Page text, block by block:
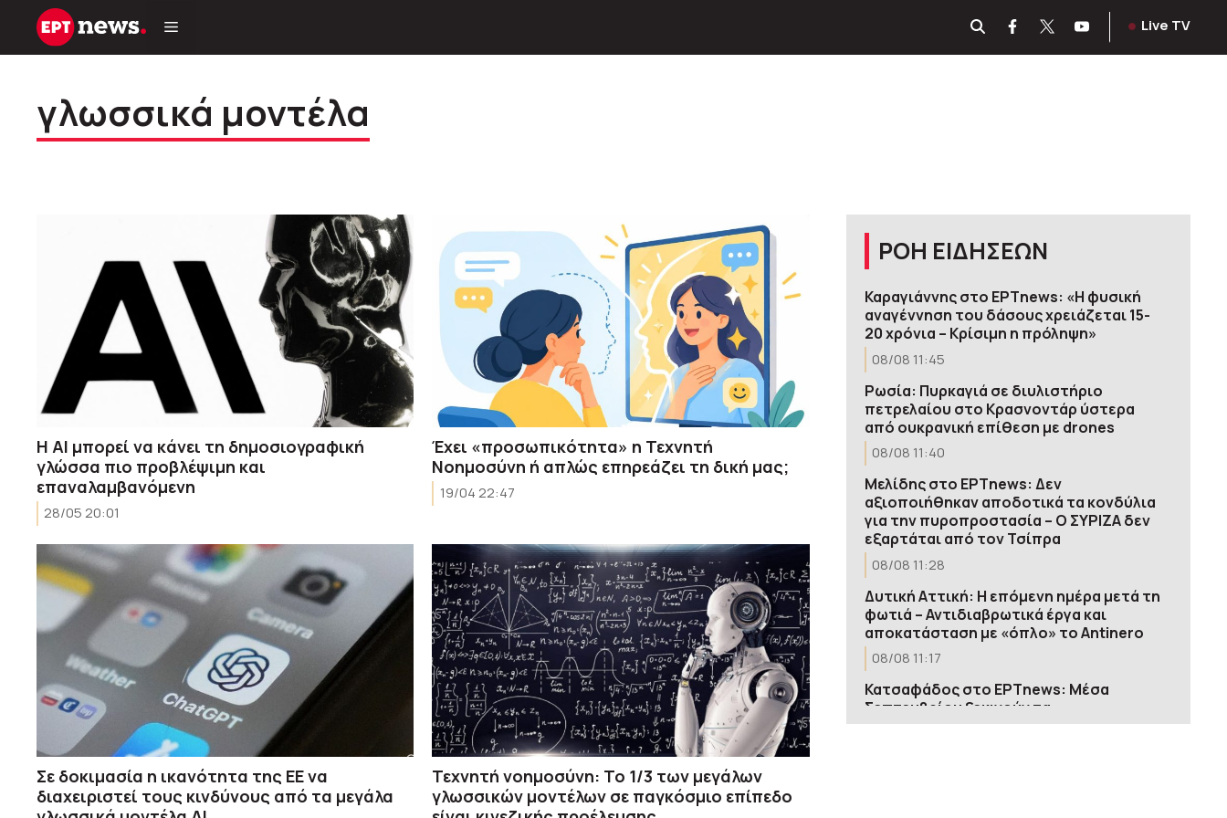
Μετάβαση
Live TV
γλωσσικά μοντέλα
Η AI μπορεί να κάνει τη δημοσιογραφική
γλώσσα πιο προβλέψιμη και
επαναλαμβανόμενη
28/05 20:01
Έχει «προσωπικότητα» η Τεχνητή
Νοημοσύνη ή απλώς επηρεάζει τη δική μας;
19/04 22:47
Σε δοκιμασία η ικανότητα της ΕΕ να
διαχειριστεί τους κινδύνους από τα μεγάλα
Τεχνητή νοημοσύνη: Το 1/3 των μεγάλων
γλωσσικών μοντέλων σε παγκόσμιο επίπεδο
ΡΟΗ ΕΙΔΗΣΕΩΝ
Καραγιάννης στο ΕΡΤnews: «Η φυσική
αναγέννηση του δάσους χρειάζεται 15-
20 χρόνια – Κρίσιμη η πρόληψη»
08/08 11:45
Ρωσία: Πυρκαγιά σε διυλιστήριο
πετρελαίου στο Κρασνοντάρ ύστερα
από ουκρανική επίθεση με drones
08/08 11:40
Μελίδης στο ΕΡΤnews: Δεν
αξιοποιήθηκαν αποδοτικά τα κονδύλια
για την πυροπροστασία – Ο ΣΥΡΙΖΑ δεν
εξαρτάται από τον Τσίπρα
08/08 11:28
Δυτική Αττική: Η επόμενη ημέρα μετά τη
φωτιά – Αντιδιαβρωτικά έργα και
αποκατάσταση με «όπλο» το Antinero
08/08 11:17
Κατσαφάδος στο ΕΡΤnews: Μέσα
Σεπτεμβρίου ξεκινούν τα
αντιπλημμυρικά – Από Δευτέρα οι